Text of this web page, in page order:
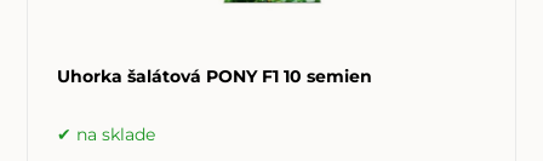
Uhorka šalátová PONY F1 10 semien
na sklade